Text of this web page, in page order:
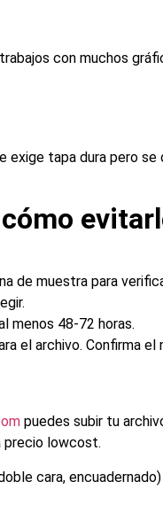
con muchos
tapa dura pero se
de muestra para
menos 48-72 horas.
el archivo. Confirma el
puedes subir tu
precio lowcost.
cara,